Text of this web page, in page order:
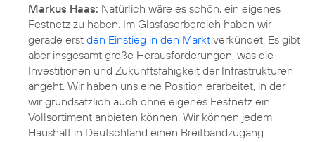
Markus Haas: Natürlich wäre es schön, ein eigenes
Festnetz zu haben. Im Glasfaserbereich haben wir
gerade erst den Einstieg in den Markt verkündet. Es gibt
aber insgesamt große Herausforderungen, was die
Investitionen und Zukunftsfähigkeit der Infrastrukturen
angeht. Wir haben uns eine Position erarbeitet, in der
wir grundsätzlich auch ohne eigenes Festnetz ein
Vollsortiment anbieten können. Wir können jedem
Haushalt in Deutschland einen Breitbandzugang